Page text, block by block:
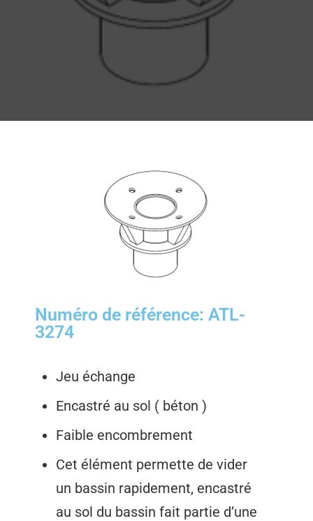
Numéro de référence: ATL-
3274
Jeu échange
Encastré au sol ( béton )
Faible encombrement
Cet élément permette de vider
un bassin rapidement, encastré
au sol du bassin fait partie d’une